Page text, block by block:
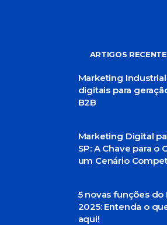
ARTIGOS
Marketing
digitais para
B2B
Marketing Digital
SP: A Chave para o
um Cenário
5 novas funções
2025: Entenda o
aqui!